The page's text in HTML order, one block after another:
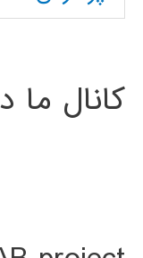
کانال ما